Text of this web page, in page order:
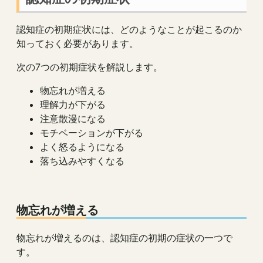
認知症の初期症状には、どのようなことが起こるのか
知っておく必要があります。
次の7つの初期症状を解説します。
物忘れが増える
理解力が下がる
注意散漫になる
モチベーションが下がる
よく怒るようになる
落ち込みやすくなる
物忘れが増える
物忘れが増えるのは、認知症の初期の症状の一つで
す。